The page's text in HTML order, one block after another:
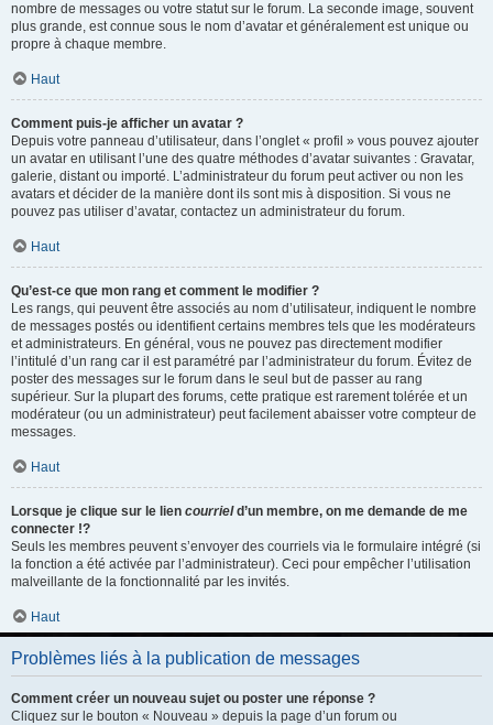
nombre de messages ou votre statut sur le forum. La seconde image, souvent
plus grande, est connue sous le nom d’avatar et généralement est unique ou
propre à chaque membre.
Haut
Comment puis-je afficher un avatar ?
Depuis votre panneau d’utilisateur, dans l’onglet « profil » vous pouvez ajouter
un avatar en utilisant l’une des quatre méthodes d’avatar suivantes : Gravatar,
galerie, distant ou importé. L’administrateur du forum peut activer ou non les
avatars et décider de la manière dont ils sont mis à disposition. Si vous ne
pouvez pas utiliser d’avatar, contactez un administrateur du forum.
Haut
Qu’est-ce que mon rang et comment le modifier ?
Les rangs, qui peuvent être associés au nom d’utilisateur, indiquent le nombre
de messages postés ou identifient certains membres tels que les modérateurs
et administrateurs. En général, vous ne pouvez pas directement modifier
l’intitulé d’un rang car il est paramétré par l’administrateur du forum. Évitez de
poster des messages sur le forum dans le seul but de passer au rang
supérieur. Sur la plupart des forums, cette pratique est rarement tolérée et un
modérateur (ou un administrateur) peut facilement abaisser votre compteur de
messages.
Haut
Lorsque je clique sur le lien courrield’un membre, on me demande de me
connecter !?
Seuls les membres peuvent s’envoyer des courriels via le formulaire intégré (si
la fonction a été activée par l’administrateur). Ceci pour empêcher l’utilisation
malveillante de la fonctionnalité par les invités.
Haut
Problèmes liés à la publication de messages
Comment créer un nouveau sujet ou poster une réponse ?
Cliquez sur le bouton « Nouveau » depuis la page d’un forum ou